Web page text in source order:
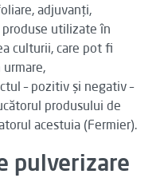
adjuvanți,
utilizate în
culturii, care pot fi
– pozitiv și negativ –
produsului de
acestuia (Fermier).
pulverizare